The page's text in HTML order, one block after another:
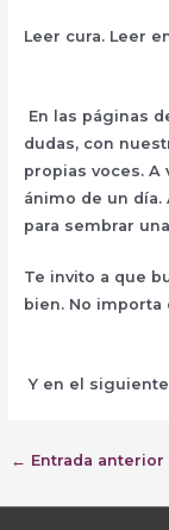
Leer cura. Leer
En las páginas
dudas, con
propias voces. A
ánimo de un día.
para sembrar
Te invito a que
bien. No
Y en el
← Entrada anterior